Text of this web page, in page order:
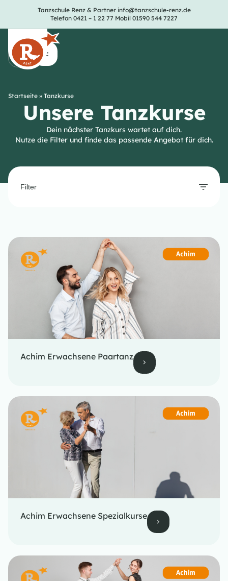
Tanzschule Renz & Partnerinfo@tanzschule-renz.de
Telefon 0421 – 1 22 77 Mobil 01590 544 7227
Startseite » Tanzkurse
Unsere Tanzkurse
Dein nächster Tanzkurs wartet auf dich.
Nutze die Filter und finde das passende Angebot für dich.
Filter
Achim Erwachsene Paartanz
Achim Erwachsene Spezialkurse